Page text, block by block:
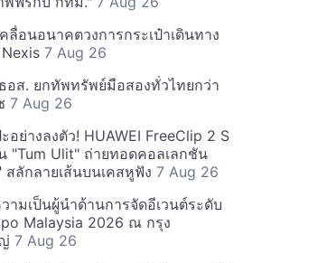
ลื่อนอนาคตวงการกระเป๋าเดินทาง
7 Aug 26
อส. ยกทัพทรัพย์มือสองทั่วไทยกว่า
7 Aug 26
อย่างลงตัว! HUAWEI FreeClip 2 S
"Tum Ulit" ถ่ายทอดคอลเลกชัน
ลักลายเส้นบนเคสหูฟัง 7 Aug 26
ามเป็นผู้นำด้านการจัดอีเวนต์ระดับ
Malaysia 2026 ณ กรุง
7 Aug 26